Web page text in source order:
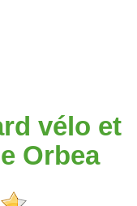
vélo et
Orbea